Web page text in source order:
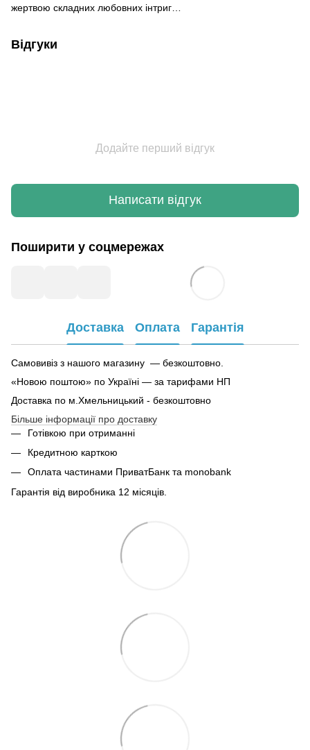
жертвою складних любовних інтриг…
Відгуки
Додайте перший відгук
Написати відгук
Поширити у соцмережах
Доставка Оплата Гарантія
Самовивіз з нашого магазину — безкоштовно.
«Новою поштою» по Україні — за тарифами НП
Доставка по м.Хмельницький - безкоштовно
Більше інформації про доставку
Готівкою при отриманні
Кредитною карткою
Оплата частинами ПриватБанк та monobank
Гарантія від виробника 12 місяців.